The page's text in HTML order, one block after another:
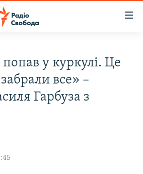
РОКІВ
у куркулі. Це
все» –
Гарбуза з